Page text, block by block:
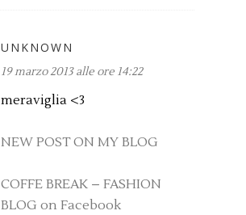
UNKNOWN
19 marzo 2013 alle ore 14:22
meraviglia <3
NEW POST ON MY BLOG
COFFE BREAK – FASHION
BLOG on Facebook